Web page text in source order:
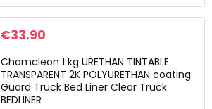
€33.90
Chamäleon 1 kg URETHAN TINTABLE
TRANSPARENT 2K POLYURETHAN coating
Guard Truck Bed Liner Clear Truck
BEDLINER